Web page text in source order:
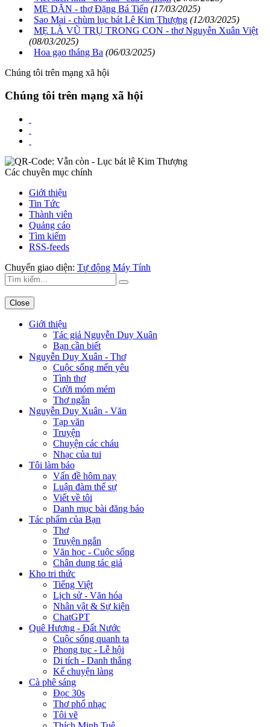
MẸ DẶN - thơ Đặng Bá Tiến (17/03/2025)
Sao Mai - chùm lục bát Lê Kim Thượng (12/03/2025)
MẸ LÀ VŨ TRỤ TRONG CON - thơ Nguyễn Xuân Việt
(08/03/2025)
Hoa gạo tháng Ba (06/03/2025)
Chúng tôi trên mạng xã hội
Chúng tôi trên mạng xã hội
Các chuyên mục chính
Giới thiệu
Tin Tức
Thành viên
Quảng cáo
Tìm kiếm
RSS-feeds
Chuyển giao diện: Tự động Máy Tính
Close
Giới thiệu
Tác giả Nguyễn Duy Xuân
Bạn cần biết
Nguyễn Duy Xuân - Thơ
Cuộc sống mến yêu
Tình thơ
Cười móm mém
Thơ ngắn
Nguyễn Duy Xuân - Văn
Tạp văn
Truyện
Chuyện các cháu
Nhạc của tui
Tôi làm báo
Vấn đề hôm nay
Luận đàm thế sự
Viết về tôi
Danh mục bài đăng báo
Tác phẩm của Bạn
Thơ
Truyện ngắn
Văn học - Cuộc sống
Chân dung tác giả
Kho tri thức
Tiếng Việt
Lịch sử - Văn hóa
Nhân vật & Sự kiện
ChatGPT
Quê Hương - Đất Nước
Cuộc sống quanh ta
Phong tục - Lễ hội
Di tích - Danh thắng
Kể chuyện làng
Cà phê sáng
Đọc 30s
Thơ phổ nhạc
Tôi vẽ